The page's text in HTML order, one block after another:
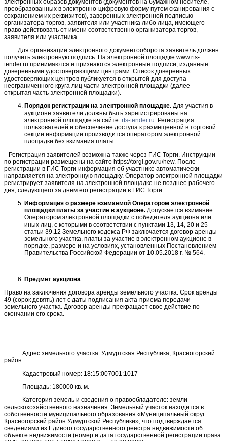
электронных образов документов (документов на бумажном носителе,
преобразованных в электронно-цифровую форму путем сканирования с
сохранением их реквизитов), заверенных электронной подписью
организатора торгов, заявителя или участника либо лица, имеющего
право действовать от имени соответственно организатора торгов,
заявителя или участника.
Для организации электронного документооборота заявитель должен
получить электронную подпись. На электронной площадке www.rts-
tender.ru принимаются и признаются электронные подписи, изданные
доверенными удостоверяющими центрами. Список доверенных
удостоверяющих центров публикуется в открытой для доступа
неограниченного круга лиц части электронной площадки (далее –
открытая часть электронной площадки).
Порядок регистрации на электронной площадке. Для участия в
аукционе заявители должны быть зарегистрированы на
электронной площадке на сайте rts-tender.ru. Регистрация
пользователей и обеспечение доступа к размещенной в торговой
секции информации производится оператором электронной
площадки без взимания платы.
Регистрация заявителей возможна также через ГИС Торги. Инструкции
по регистрации размещены на сайте https://torgi.gov.ru/new. После
регистрации в ГИС Торги информация об участнике автоматически
направляется на электронную площадку. Оператор электронной площадки
регистрирует заявителя на электронной площадке не позднее рабочего
дня, следующего за днем его регистрации в ГИС Торги.
Информация о размере взимаемой Оператором электронной
площадки платы за участие в аукционе. Допускается взимание
Оператором электронной площадки с победителя аукциона или
иных лиц, с которыми в соответствии с пунктами 13, 14, 20 и 25
статьи 39.12 Земельного кодекса РФ заключается договор аренды
земельного участка, платы за участие в электронном аукционе в
порядке, размере и на условиях, установленных Постановлением
Правительства Российской Федерации от 10.05.2018 г. № 564.
Предмет аукциона:
Право на заключения договора аренды земельного участка. Срок аренды
49 (сорок девять) лет с даты подписания акта-приема передачи
земельного участка. Договор аренды прекращает свое действие по
окончании его срока.
Адрес земельного участка: Удмуртская Республика, Красногорский
район.
Кадастровый номер: 18:15:007001:1017
Площадь: 180000 кв. м.
Категория земель и сведения о правообладателе: земли
сельскохозяйственного назначения. Земельный участок находится в
собственности муниципального образования «Муниципальный округ
Красногорский район Удмуртской Республики», что подтверждается
сведениями из Единого государственного реестра недвижимости об
объекте недвижимости (номер и дата государственной регистрации права: